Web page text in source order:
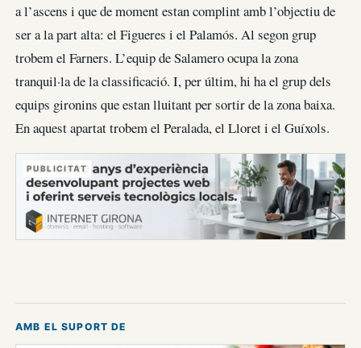
a l’ascens i que de moment estan complint amb l’objectiu de
ser a la part alta: el Figueres i el Palamós. Al segon grup
trobem el Farners. L’equip de Salamero ocupa la zona
tranquil·la de la classificació. I, per últim, hi ha el grup dels
equips gironins que estan lluitant per sortir de la zona baixa.
En aquest apartat trobem el Peralada, el Lloret i el Guíxols.
PUBLICITAT
AMB EL SUPORT DE